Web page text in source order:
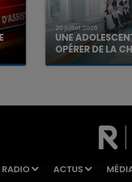
20 juillet 2026
UNE
OPÉRER DE LA
La famille a porté
7h00 - 11h00
La Team
RADIO ACTUS